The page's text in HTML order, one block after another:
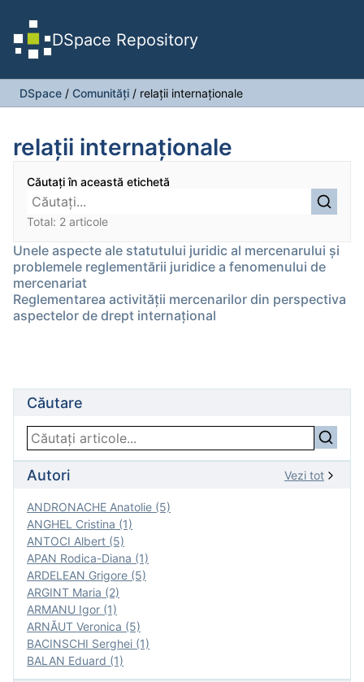
DSpace Repository
DSpace / Comunități / relații internaționale
relații internaționale
Căutați în această etichetă
Total: 2 articole
Unele aspecte ale statutului juridic al mercenarului și
problemele reglementării juridice a fenomenului de
mercenariat
Reglementarea activității mercenarilor din perspectiva
aspectelor de drept internațional
Căutare
Autori Vezi tot
ANDRONACHE Anatolie (5)
ANGHEL Cristina (1)
ANTOCI Albert (5)
APAN Rodica-Diana (1)
ARDELEAN Grigore (5)
ARGINT Maria (2)
ARMANU Igor (1)
ARNĂUT Veronica (5)
BACINSCHI Serghei (1)
BALAN Eduard (1)